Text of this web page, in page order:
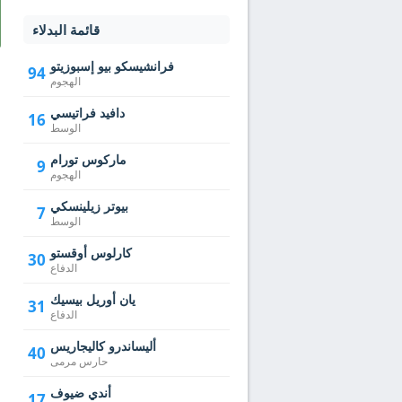
قائمة البدلاء
94 فرانشيسكو بيو إسبوزيتو
الهجوم
16 دافيد فراتيسي
الوسط
9 ماركوس تورام
الهجوم
7 بيوتر زيلينسكي
الوسط
30 كارلوس أوقستو
الدفاع
31 يان أوريل بيسيك
الدفاع
40 أليساندرو كاليجاريس
حارس مرمى
أندي ضيوف